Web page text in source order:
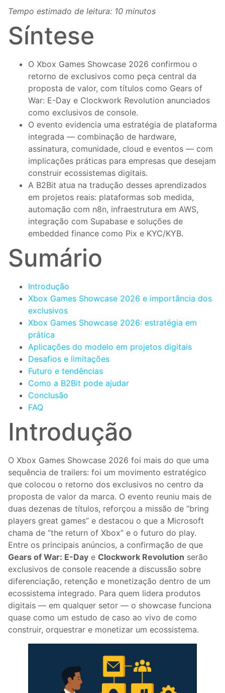
Tempo estimado de leitura: 10 minutos
Síntese
O Xbox Games Showcase 2026 confirmou o
retorno de exclusivos como peça central da
proposta de valor, com títulos como Gears of
War: E-Day e Clockwork Revolution anunciados
como exclusivos de console.
O evento evidencia uma estratégia de plataforma
integrada — combinação de hardware,
assinatura, comunidade, cloud e eventos — com
implicações práticas para empresas que desejam
construir ecossistemas digitais.
A B2Bit atua na tradução desses aprendizados
em projetos reais: plataformas sob medida,
automação com n8n, infraestrutura em AWS,
integração com Supabase e soluções de
embedded finance como Pix e KYC/KYB.
Sumário
Introdução
Xbox Games Showcase 2026 e importância dos
exclusivos
Xbox Games Showcase 2026: estratégia em
prática
Aplicações do modelo em projetos digitais
Desafios e limitações
Futuro e tendências
Como a B2Bit pode ajudar
Conclusão
FAQ
Introdução
O Xbox Games Showcase 2026 foi mais do que uma
sequência de trailers: foi um movimento estratégico
que colocou o retorno dos exclusivos no centro da
proposta de valor da marca. O evento reuniu mais de
duas dezenas de títulos, reforçou a missão de “bring
players great games” e destacou o que a Microsoft
chama de “the return of Xbox” e o futuro do play.
Entre os principais anúncios, a confirmação de que
Gears of War: E-Day e Clockwork Revolution serão
exclusivos de console reacende a discussão sobre
diferenciação, retenção e monetização dentro de um
ecossistema integrado. Para quem lidera produtos
digitais — em qualquer setor — o showcase funciona
quase como um estudo de caso ao vivo de como
construir, orquestrar e monetizar um ecossistema.